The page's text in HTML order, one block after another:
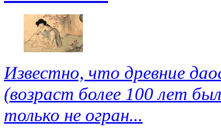
Известно, что древние
(возраст более 100 лет
только не огран...